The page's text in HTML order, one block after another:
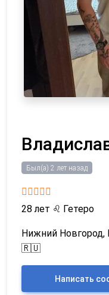
Был(а) 2 лет назад
28 лет ♌ Гетеро
Нижний Новгород,
🇷🇺
Написать